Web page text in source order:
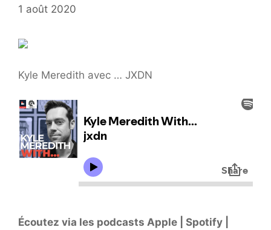
1 août 2020
Kyle Meredith avec … JXDN
Écoutez via les podcasts Apple | Spotify |